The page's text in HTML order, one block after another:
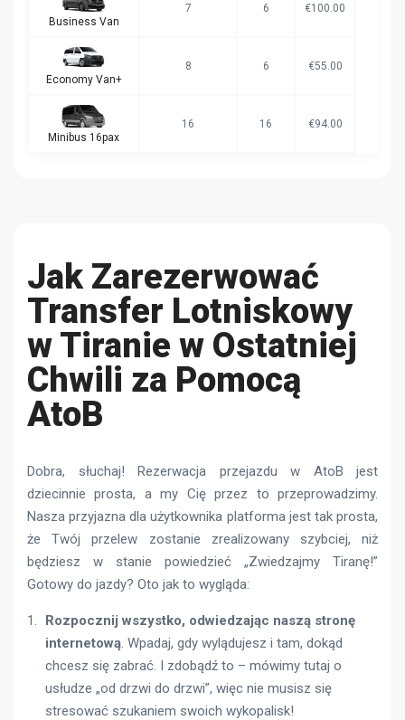
Business Van
7 6 €100.00
Economy Van+
8 6 €55.00
Minibus 16pax
16 16 €94.00
Jak Zarezerwować
Transfer Lotniskowy
w Tiranie w Ostatniej
Chwili za Pomocą
AtoB
Dobra, słuchaj! Rezerwacja przejazdu w AtoB jest
dziecinnie prosta, a my Cię przez to przeprowadzimy.
Nasza przyjazna dla użytkownika platforma jest tak prosta,
że ​​Twój przelew zostanie zrealizowany szybciej, niż
będziesz w stanie powiedzieć „Zwiedzajmy Tiranę!”
Gotowy do jazdy? Oto jak to wygląda:
Rozpocznij wszystko, odwiedzając naszą stronę
internetową. Wpadaj, gdy wylądujesz i tam, dokąd
chcesz się zabrać. I zdobądź to – mówimy tutaj o
usłudze „od drzwi do drzwi”, więc nie musisz się
stresować szukaniem swoich wykopalisk!